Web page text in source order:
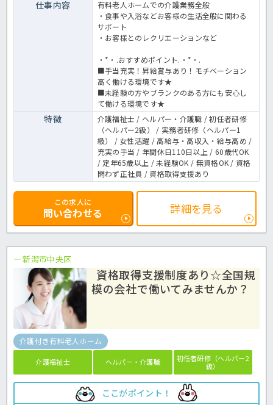
仕事内容
有料老人ホームでの介護業務全般
・食事や入浴などお客様の生活全般に関わる
サポート
・お客様とのレクリエーションなど
・*・.おすすめポイント.・*・.
■手当充実！昇給賞与あり！モチベーション
高く働ける環境です★
■未経験の方やブランクのある方にも安心し
て働ける環境です★
特徴
介護福祉士 / ヘルパー・介護職 / 初任者研修
（ヘルパー2級） / 実務者研修（ヘルパー1
級） / 女性活躍 / 高給与・高収入・給与高め /
充実の手当 / 年間休日110日以上 / 60歳代OK
/ 定年65歳以上 / 未経験OK / 無資格OK / 資格
問わず正社員 / 資格取得支援あり
この求人に
問い合わせる 詳細を見る
新潟市中央区
資格取得支援制度あり☆全国規
模の会社で働いてみませんか？
介護付き有料老人ホーム
介護福祉士 ヘルパー・介護職
初任者研修（ヘルパー2
級）
ここがポイント！